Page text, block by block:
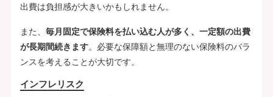
出費は負担感が大きいかもしれません。
また、 毎月固定で保険料を払い込む人が多く、一定額の出費
が長期間続きます。必要な保障額と無理のない保険料のバラ
ンスを考えることが大切です。
インフレリスク